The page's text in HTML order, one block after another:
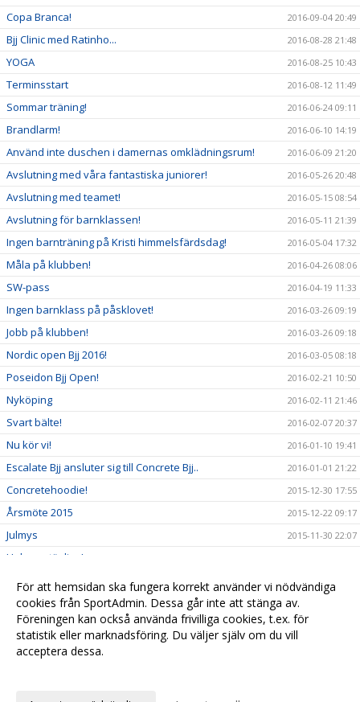
Copa Branca! 2016-09-04 20:49
Bjj Clinic med Ratinho... 2016-08-28 21:48
YOGA 2016-08-25 10:43
Terminsstart 2016-08-12 11:49
Sommar träning! 2016-06-24 09:11
Brandlarm! 2016-06-10 14:19
Använd inte duschen i damernas omklädningsrum! 2016-06-09 21:20
Avslutning med våra fantastiska juniorer! 2016-05-26 20:48
Avslutning med teamet! 2016-05-15 08:54
Avslutning för barnklassen! 2016-05-11 21:39
Ingen barnträning på Kristi himmelsfärdsdag! 2016-05-04 17:32
Måla på klubben! 2016-04-26 08:06
SW-pass 2016-04-19 11:33
Ingen barnklass på påsklovet! 2016-03-26 09:19
Jobb på klubben! 2016-03-26 09:18
Nordic open Bjj 2016! 2016-03-05 08:18
Poseidon Bjj Open! 2016-02-21 10:50
Nyköping 2016-02-11 21:46
Svart bälte! 2016-02-07 20:37
Nu kör vi! 2016-01-10 19:41
Escalate Bjj ansluter sig till Concrete Bjj.. 2016-01-01 21:22
Concretehoodie! 2015-12-30 17:55
Årsmöte 2015 2015-12-22 09:17
Julmys 2015-11-30 22:07
Helgens tävling!
Copa branca 2015-11-07 22:32
Basicpassen på onsdagar.. 2015-11-03 16:50
Välkomna till vår nya hemsida 2015-09-10 17:05
För att hemsidan ska fungera korrekt använder vi nödvändiga
cookies från SportAdmin. Dessa går inte att stänga av.
Föreningen kan också använda frivilliga cookies, t.ex. för
statistik eller marknadsföring. Du väljer själv om du vill
acceptera dessa.